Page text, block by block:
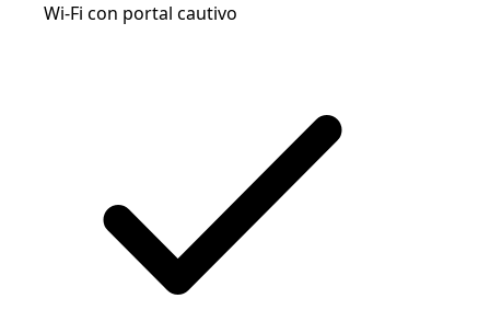
Wi-Fi con portal cautivo